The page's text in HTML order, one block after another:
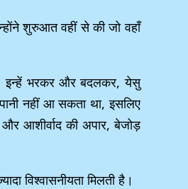
शुरुआत वहीं से की जो वहाँ
इन्हें भरकर और बदलकर, येसु
नहीं आ सकता था, इसलिए
आशीर्वाद की अपार, बेजोड़
विश्वासनीयता मिलती है।